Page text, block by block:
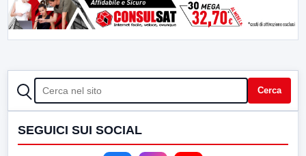
CERCA Cerca
SEGUICI SUI SOCIAL